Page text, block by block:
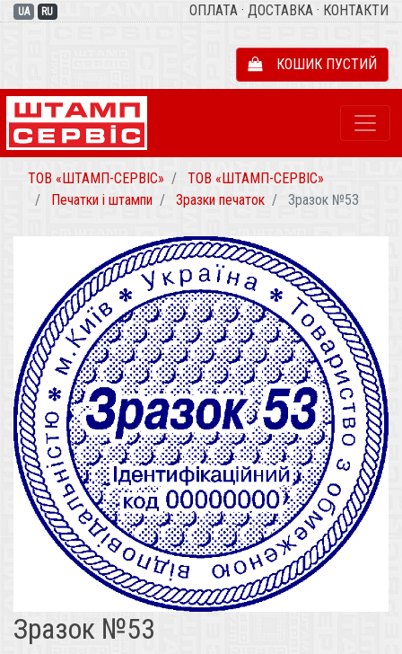
UA RU ОПЛАТА · ДОСТАВКА · КОНТАКТИ
КОШИК ПУСТИЙ
ТОВ «ШТАМП-СЕРВІС»
ТОВ «ШТАМП-СЕРВІС»
Печатки і штампи
Зразки печаток Зразок №53
Зразок №53